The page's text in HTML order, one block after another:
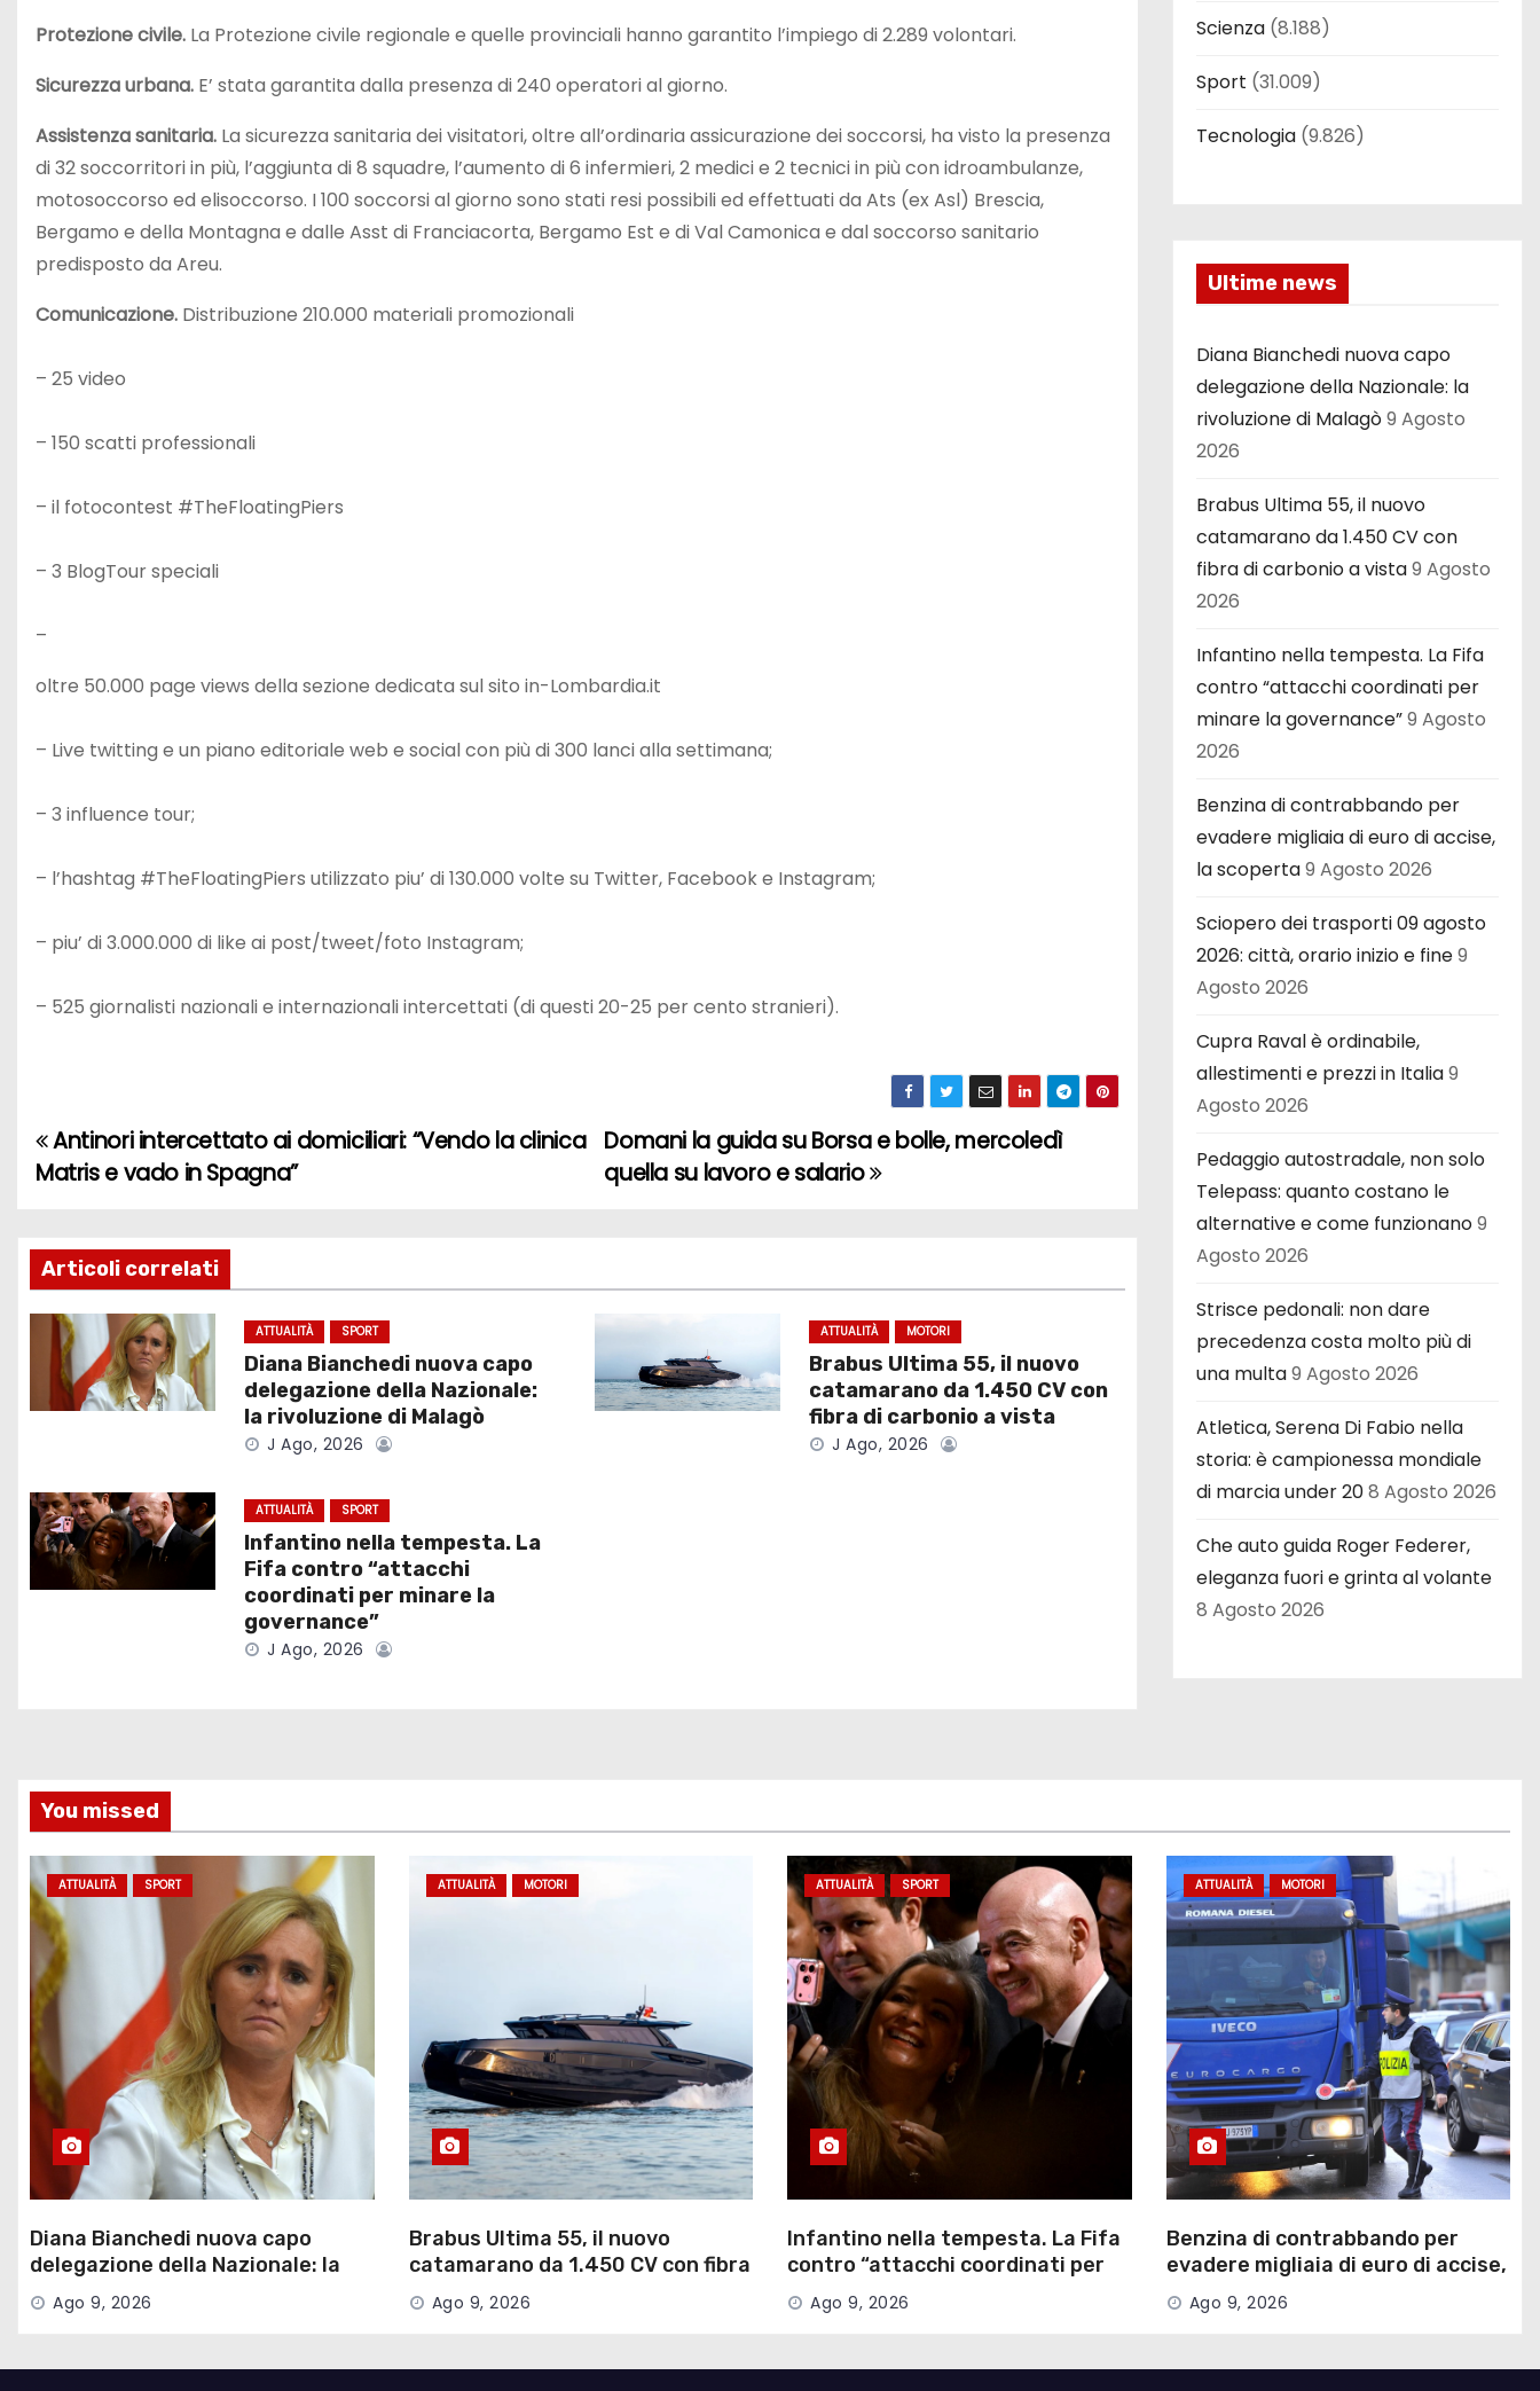
Protezione civile. La Protezione civile regionale e quelle provinciali hanno garantito l’impiego di 2.289 volontari.
Sicurezza urbana. E’ stata garantita dalla presenza di 240 operatori al giorno.
Assistenza sanitaria. La sicurezza sanitaria dei visitatori, oltre all’ordinaria assicurazione dei soccorsi, ha visto la presenza
di 32 soccorritori in più, l’aggiunta di 8 squadre, l’aumento di 6 infermieri, 2 medici e 2 tecnici in più con idroambulanze,
motosoccorso ed elisoccorso. I 100 soccorsi al giorno sono stati resi possibili ed effettuati da Ats (ex Asl) Brescia,
Bergamo e della Montagna e dalle Asst di Franciacorta, Bergamo Est e di Val Camonica e dal soccorso sanitario
predisposto da Areu.
Comunicazione. Distribuzione 210.000 materiali promozionali
– 25 video
– 150 scatti professionali
– il fotocontest #TheFloatingPiers
– 3 BlogTour speciali
–
oltre 50.000 page views della sezione dedicata sul sito in-Lombardia.it
– Live twitting e un piano editoriale web e social con più di 300 lanci alla settimana;
– 3 influence tour;
– l’hashtag #TheFloatingPiers utilizzato piu’ di 130.000 volte su Twitter, Facebook e Instagram;
– piu’ di 3.000.000 di like ai post/tweet/foto Instagram;
– 525 giornalisti nazionali e internazionali intercettati (di questi 20-25 per cento stranieri).
N
v
i
g
a
i
o
n
i
c
o
l
i
Domani la guida su Borsa e bolle, mercoledì
quella su lavoro e salario
Antinori intercettato ai domiciliari: “Vendo la clinica
Matris e vado in Spagna”
Articoli correlati
ATTUALITÀ SPORT
Diana Bianchedi nuova capo
delegazione della Nazionale:
la rivoluzione di Malagò
J Ago, 2026
ATTUALITÀ MOTORI
Brabus Ultima 55, il nuovo
catamarano da 1.450 CV con
fibra di carbonio a vista
J Ago, 2026
ATTUALITÀ SPORT
Infantino nella tempesta. La
Fifa contro “attacchi
coordinati per minare la
governance”
J Ago, 2026
Scienza (8.188)
Sport (31.009)
Tecnologia (9.826)
Ultime news
Diana Bianchedi nuova capo
delegazione della Nazionale: la
rivoluzione di Malagò9 Agosto
2026
Brabus Ultima 55, il nuovo
catamarano da 1.450 CV con
fibra di carbonio a vista9 Agosto
2026
Infantino nella tempesta. La Fifa
contro “attacchi coordinati per
minare la governance”9 Agosto
2026
Benzina di contrabbando per
evadere migliaia di euro di accise,
la scoperta9 Agosto 2026
Sciopero dei trasporti 09 agosto
2026: città, orario inizio e fine9
Agosto 2026
Cupra Raval è ordinabile,
allestimenti e prezzi in Italia9
Agosto 2026
Pedaggio autostradale, non solo
Telepass: quanto costano le
alternative e come funzionano9
Agosto 2026
Strisce pedonali: non dare
precedenza costa molto più di
una multa9 Agosto 2026
Atletica, Serena Di Fabio nella
storia: è campionessa mondiale
di marcia under 208 Agosto 2026
Che auto guida Roger Federer,
eleganza fuori e grinta al volante
8 Agosto 2026
You missed
ATTUALITÀ SPORT
Diana Bianchedi nuova capo
delegazione della Nazionale: la
rivoluzione di Malagò
Ago 9, 2026
ATTUALITÀ MOTORI
Brabus Ultima 55, il nuovo
catamarano da 1.450 CV con fibra
di carbonio a vista
Ago 9, 2026
ATTUALITÀ SPORT
Infantino nella tempesta. La Fifa
contro “attacchi coordinati per
minare la governance”
Ago 9, 2026
ATTUALITÀ MOTORI
Benzina di contrabbando per
evadere migliaia di euro di accise,
la scoperta
Ago 9, 2026